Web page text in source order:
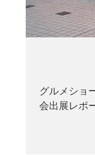
グルメショ
会出展レポ